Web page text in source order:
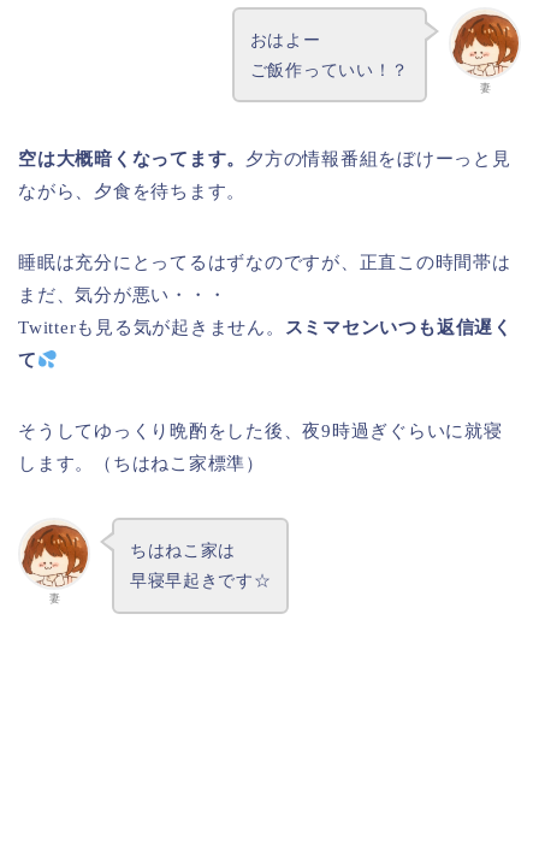
妻
おはよー
ご飯作っていい！？
空は大概暗くなってます。 夕方の情報番組をぼけーっと見
ながら、夕食を待ちます。
睡眠は充分にとってるはずなのですが、正直この時間帯は
まだ、気分が悪い・・・
Twitterも見る気が起きません。
スミマセンいつも返信遅く
て
そうしてゆっくり晩酌をした後、夜9時過ぎぐらいに就寝
します。（ちはねこ家標準）
妻
ちはねこ家は
早寝早起きです☆